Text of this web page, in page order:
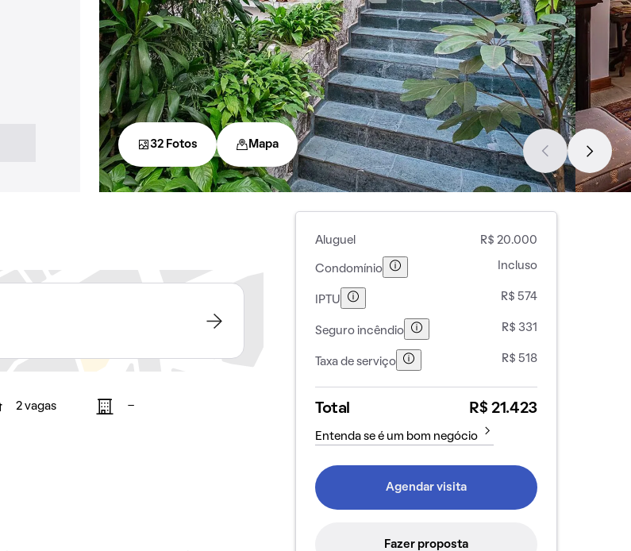
32 Fotos Mapa
2 vagas
-
Aluguel R$ 20.000
Condomínio Incluso
IPTU R$ 574
Seguro incêndio R$ 331
Taxa de serviço R$ 518
Total R$ 21.423
Entenda se é um bom negócio
Agendar visita
Fazer proposta